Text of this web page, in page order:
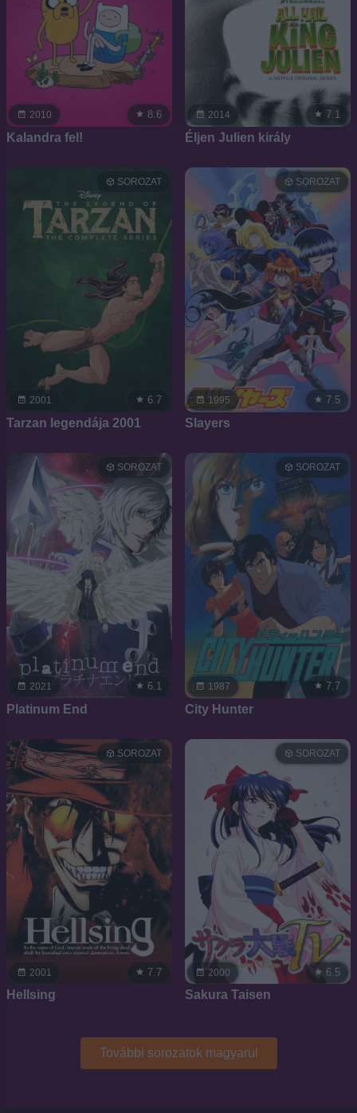
2010 8.6
Kalandra fel!
2014 7.1
Éljen Julien király
2001
SOROZAT
6.7
Tarzan legendája 2001
1995
SOROZAT
7.5
Slayers
2021
SOROZAT
6.1
Platinum End
1987
SOROZAT
7.7
City Hunter
2001
SOROZAT
7.7
Hellsing
2000
SOROZAT
6.5
Sakura Taisen
További sorozatok magyarul